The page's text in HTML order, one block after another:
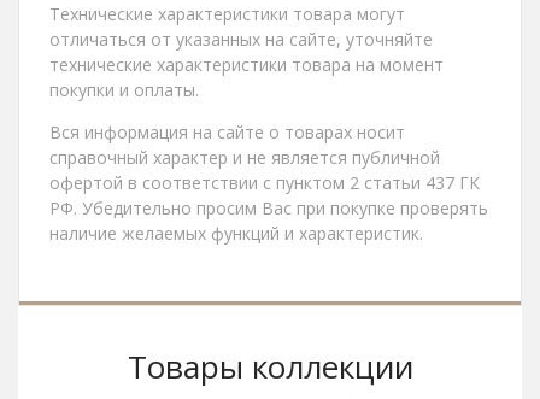
Технические характеристики товара могут
отличаться от указанных на сайте, уточняйте
технические характеристики товара на момент
покупки и оплаты.
Вся информация на сайте о товарах носит
справочный характер и не является публичной
офертой в соответствии с пунктом 2 статьи 437 ГК
РФ. Убедительно просим Вас при покупке проверять
наличие желаемых функций и характеристик.
Товары коллекции